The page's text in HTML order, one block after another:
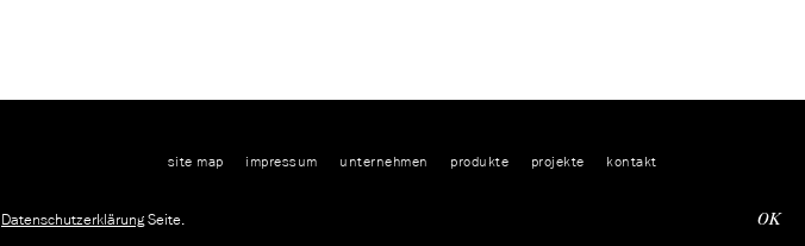
Datenschutzerklärung Seite. OK
site map impressum unternehmen produkte projekte kontakt